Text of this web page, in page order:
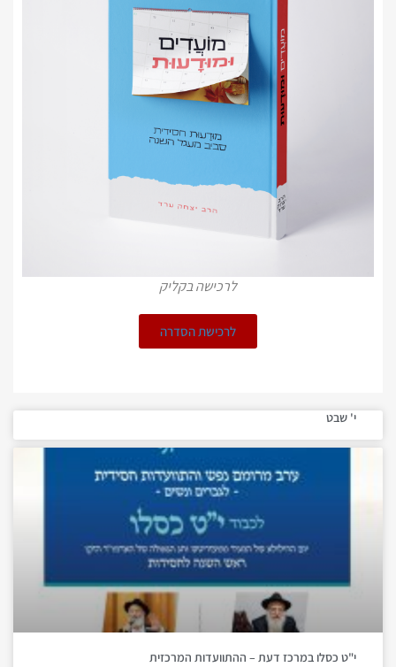
לרכישה בקליק
לרכישת הסדרה
י' שבט
י"ט כסלו במרכז דעת – ההתוועדות המרכזית